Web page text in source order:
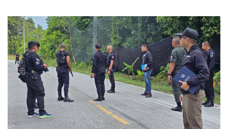
จ.ปัตตานี ซึ่งอยู่ใกล้ฐานปฏิบัติการณ์ชุดคุ้มครองตำบลไม้แก่น